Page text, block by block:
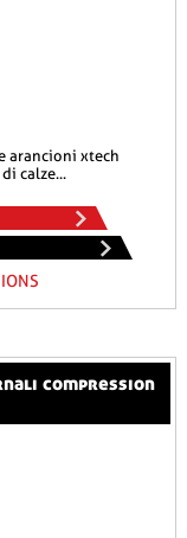
calze...